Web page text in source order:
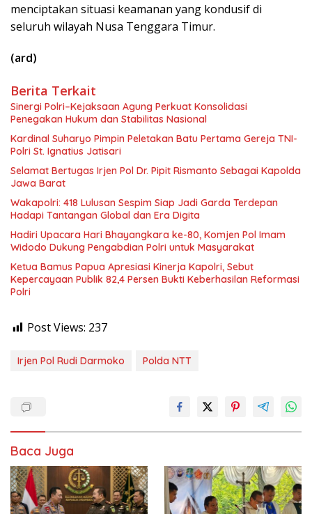
menciptakan situasi keamanan yang kondusif di
seluruh wilayah Nusa Tenggara Timur.
(ard)
Berita Terkait
Sinergi Polri–Kejaksaan Agung Perkuat Konsolidasi
Penegakan Hukum dan Stabilitas Nasional
Kardinal Suharyo Pimpin Peletakan Batu Pertama Gereja TNI-
Polri St. Ignatius Jatisari
Selamat Bertugas Irjen Pol Dr. Pipit Rismanto Sebagai Kapolda
Jawa Barat
Wakapolri: 418 Lulusan Sespim Siap Jadi Garda Terdepan
Hadapi Tantangan Global dan Era Digita
Hadiri Upacara Hari Bhayangkara ke-80, Komjen Pol Imam
Widodo Dukung Pengabdian Polri untuk Masyarakat
Ketua Bamus Papua Apresiasi Kinerja Kapolri, Sebut
Kepercayaan Publik 82,4 Persen Bukti Keberhasilan Reformasi
Polri
Post Views: 237
Irjen Pol Rudi Darmoko Polda NTT
Baca Juga